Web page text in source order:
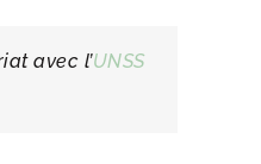
avec l’UNSS